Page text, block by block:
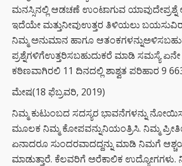
ಮನಸ್ಸಿನಲ್ಲಿ ಆಡಚಣೆ ಉಂಟಾಗುವ
ಇದೆಯೇ ಮತ್ತುನೀವುಉತ್ತರ ತಿಳಿಯಲು
ನಿಮ್ಮ ಅನುಮಾನ ಹಾಗೂ
ಪ್ರಶ್ನೆಗಳಿಗೆಉತ್ತರಿಸಬಹುದುಕರೆ ಮಾಡಿ ಸಮಸ್ಯೆ ಏನೇ
ಕಠಿಣವಾಗಿರಲಿ 11 ದಿನದಲ್ಲಿ ಶಾಶ್ವತ ಪರಿಹಾರ 9
ಮೇಷ(18 ಫೆಬ್ರವರಿ, 2019)
ನಿಮ್ಮ ಕುಟುಂಬದ ಸದಸ್ಯರ ಭಾವನೆಗಳನ್ನು
ಮೂಲಕ ನಿಮ್ಮ ಕೋಪವನ್ನುನಿಯಂತ್ರಿಸಿ. ನಿಮ್ಮ
ಏನಾದರೂ ಸುಂದರವಾದದ್ದನ್ನು ಮಾಡಿ ನಿಮಗೆ
ಮಾಡುತ್ತಾರೆ. ಕೆಲವರಿಗೆ ಅರೆಕಾಲಿಕ ಉದ್ಯೋಗಗಳು.